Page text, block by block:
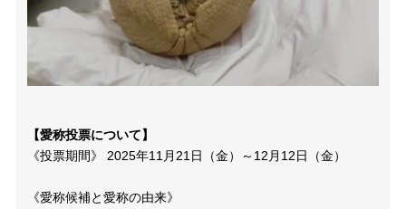
【愛称投票について】
《投票期間》
2025年11 月 21 日（金）～ 12 月 12日（金）
《愛称候補と愛称の由来》